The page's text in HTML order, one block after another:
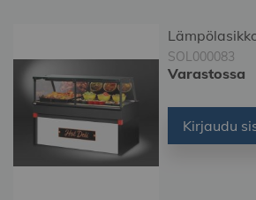
SOL000083
Varastossa
Kirjaudu